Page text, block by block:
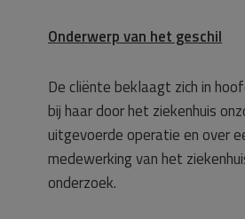
Onderwerp van het geschil
De cliënte beklaagt zich in
bij haar door het ziekenhuis
uitgevoerde operatie en over
medewerking van het
onderzoek.